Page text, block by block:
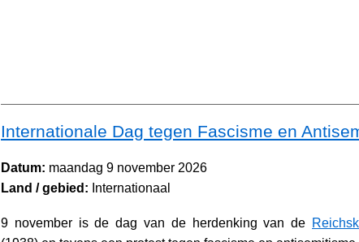
Internationale Dag tegen Fascisme en
Datum: maandag 9 november 2026
Land / gebied: Internationaal
9 november is de dag van de herdenking van de